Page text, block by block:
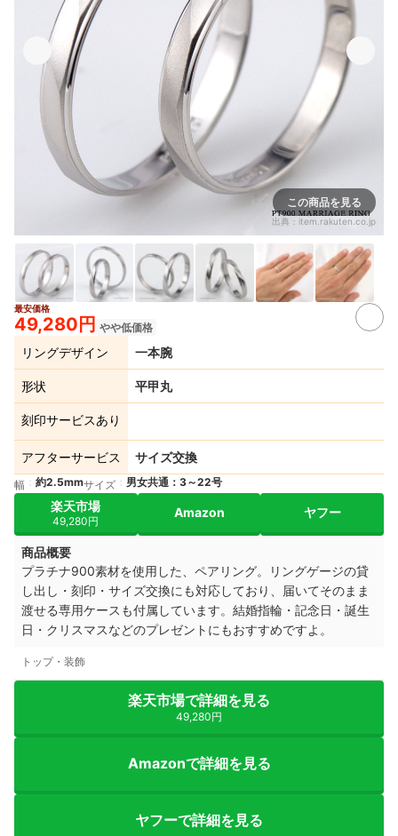
この商品を見る
出典： item.rakuten.co.jp
最安価格
49,280円 やや低価格
リングデザイン 一本腕
形状 平甲丸
刻印サービスあり
アフターサービス サイズ交換
幅 約2.5mmサイズ 男女共通：3～22号
楽天市場
49,280円
Amazon ヤフー
商品概要
プラチナ900素材を使用した、ペアリング。
リングゲージの貸
し出し・刻印・サイズ交換にも対応しており、届いてそのまま
渡せる専用ケースも付属しています。 結婚指輪・記念日・誕生
日・クリスマスなどのプレゼントにもおすすめですよ。
トップ・装飾
楽天市場で詳細を見る
49,280円
Amazonで詳細を見る
ヤフーで詳細を見る